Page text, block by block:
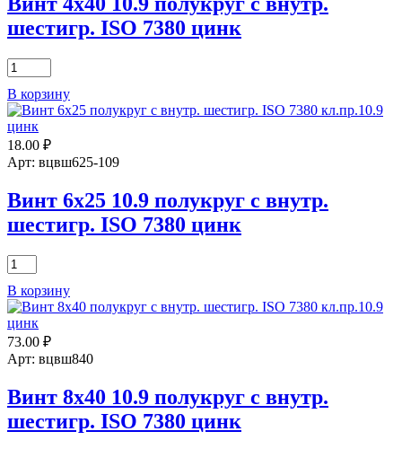
ISO
7380
шестигр. ISO 7380 цинк
Количество
товара
Винт
4х40
10.9
полукруг
с
шестигр.
ISO
7380
В корзину
18.00 ₽
Арт: вцвш625-109
Винт 6х25 10.9 полукруг с внутр.
шестигр. ISO 7380 цинк
Количество
товара
Винт
6х25
10.9
полукруг
с
шестигр.
ISO
7380
В корзину
73.00 ₽
Арт: вцвш840
Винт 8х40 10.9 полукруг с внутр.
шестигр. ISO 7380 цинк